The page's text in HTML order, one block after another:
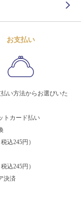
お支払い
い方法からお選びいた
トカード払い
込245円）
込245円）
決済